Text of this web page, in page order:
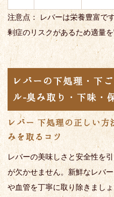
注意点： レバーは栄養豊富で
剰症のリスクがあるため適量
レバーの下処理・下
ル-臭み取り・下味・
レバー 下処理の正しい
みを取るコツ
レバーの美味しさと安全性を
が欠かせません。新鮮なレバ
や血管を丁寧に取り除きまし